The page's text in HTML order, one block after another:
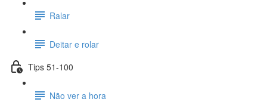
Ralar
Deitar e rolar
Tips 51-100
Não ver a hora